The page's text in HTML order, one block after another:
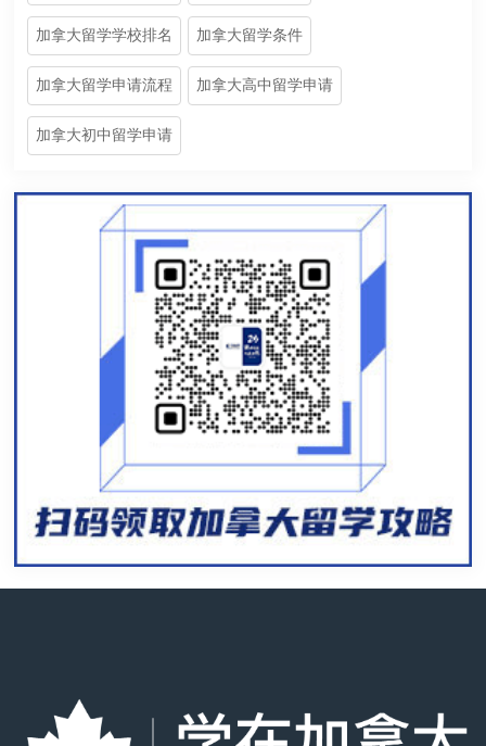
加拿大留学学校排名 加拿大留学条件
加拿大留学申请流程 加拿大高中留学申请
加拿大初中留学申请